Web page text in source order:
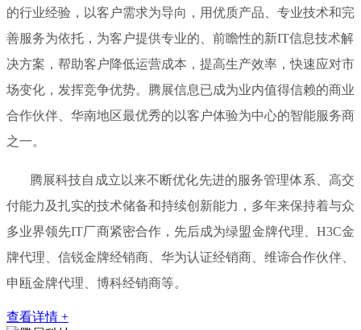
的行业经验，以客户需求为导向，用优质产品、专业技术和完
善服务为依托，为客户提供专业的、前瞻性的新IT信息技术解
决方案，帮助客户降低运营成本，提高生产效率，快速应对市
场变化，发挥竞争优势。腾展信息已成为业内值得信赖的商业
合作伙伴、华南地区最优秀的以客户体验为中心的智能服务商
之一。
腾展科技自成立以来不断优化先进的服务管理体系、高交
付能力及扎实的技术储备和持续创新能力，多年来保持着与众
多业界领先IT厂商紧密合作，先后成为绿盟金牌代理、H3C金
牌代理、信锐金牌经销商、华为认证经销商、维谛合作伙伴、
申瓯金牌代理、博科经销商等。
查看详情 +